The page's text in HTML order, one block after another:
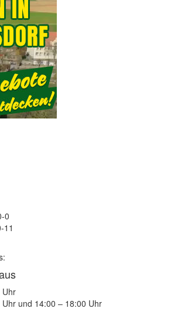
0
11
Uhr
und 14:00 – 18:00 Uhr